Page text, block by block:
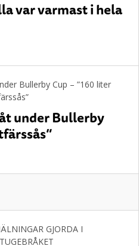
var varmast i hela
under Bullerby